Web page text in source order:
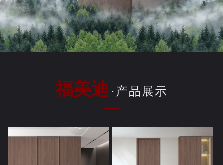
福美迪 ·产品展示